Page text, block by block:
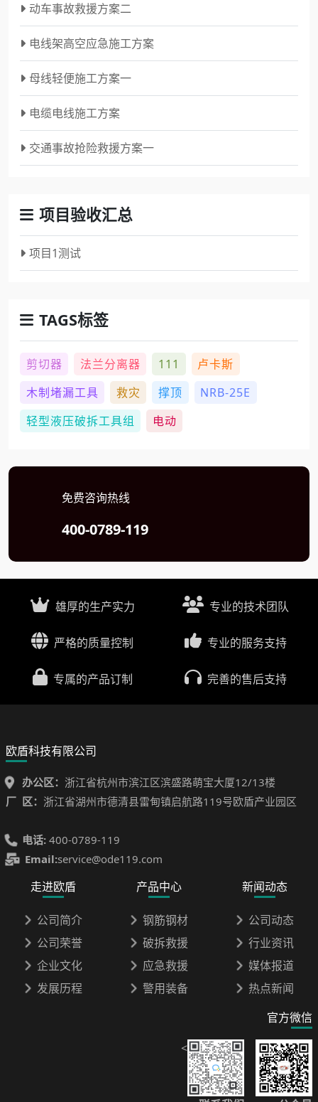
动车事故救援方案二
电线架高空应急施工方案
母线轻便施工方案一
电缆电线施工方案
交通事故抢险救援方案一
项目验收汇总
项目1测试
TAGS标签
剪切器 法兰分离器 111
卢卡斯
木制堵漏工具
救灾 撑顶
NRB-25E
轻型液压破拆工具组
电动
免费咨询热线
400-0789-119
雄厚的生产实力 专业的技术团队
严格的质量控制 专业的服务支持
专属的产品订制 完善的售后支持
欧盾科技有限公司
办公区： 浙江省杭州市滨江区滨盛路萌宝大厦12/13楼
厂 区： 浙江省湖州市德清县雷甸镇启航路119号欧盾产业园区
电话: 400-0789-119
Email:service@ode119.com
走进欧盾
公司简介
公司荣誉
企业文化
发展历程
产品中心
钢筋钢材
破拆救援
应急救援
警用装备
新闻动态
公司动态
行业资讯
媒体报道
热点新闻
官方微信
<